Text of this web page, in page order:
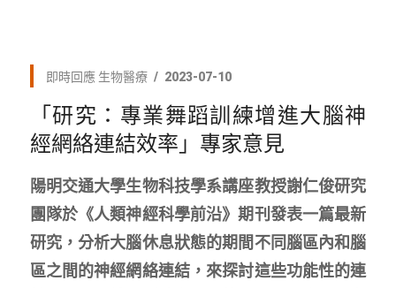
即時回應 生物醫療 2023-07-10
「研究：專業舞蹈訓練增進大腦神
經網絡連結效率」專家意見
陽明交通大學生物科技學系講座教授謝仁俊研究
團隊於《人類神經科學前沿》期刊發表一篇最新
研究，分析大腦休息狀態的期間不同腦區內和腦
區之間的神經網絡連結，來探討這些功能性的連